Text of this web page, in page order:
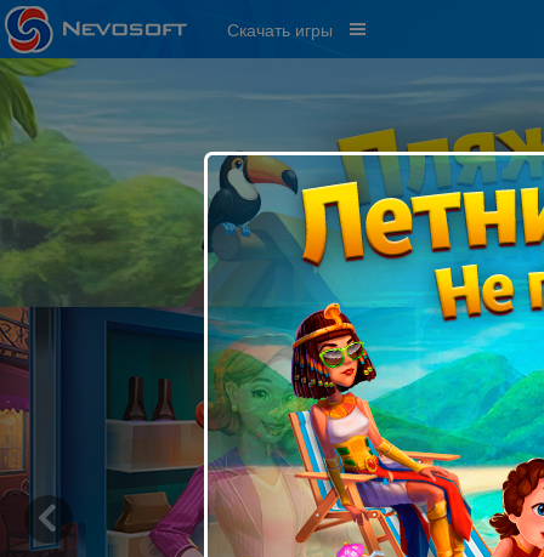
Скачать игры